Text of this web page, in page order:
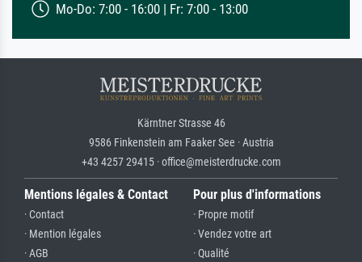
Mo-Do: 7:00 - 16:00 | Fr: 7:00 - 13:00
Kärntner Strasse 46
9586 Finkenstein am Faaker See · Austria
+43 4257 29415 · office@meisterdrucke.com
Mentions légales & Contact
· Contact
· Mention légales
· AGB
Pour plus d'informations
· Propre motif
· Vendez votre art
· Qualité